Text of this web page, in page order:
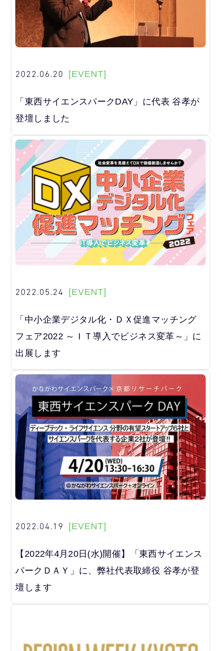
2022.06.20 [EVENT]
「東西サイエンスパークDAY」に代表 谷孝が
登壇しました
2022.05.24 [EVENT]
「中小企業デジタル化・ＤＸ促進マッチング
フェア2022 ～ＩＴ導入でビジネス変革～」に
出展します
2022.04.19 [EVENT]
【2022年4月20日(水)開催】「東西サイエンス
パークＤＡＹ」に、弊社代表取締役 谷孝が登
壇します